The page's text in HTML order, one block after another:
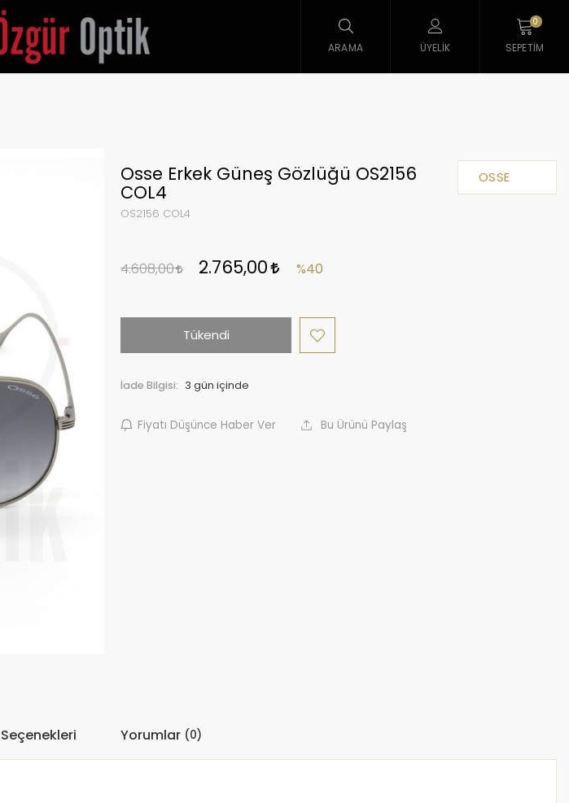
ARAMA ÜYELIK
0
SEPETIM
OSSE
Osse Erkek Güneş Gözlüğü OS2156
COL4
OS2156 COL4
4.608,00 2.765,00 %40
Tükendi
İade Bilgisi:
Fiyatı Düşünce Haber Ver Bu Ürünü Paylaş
Yorumlar (0)